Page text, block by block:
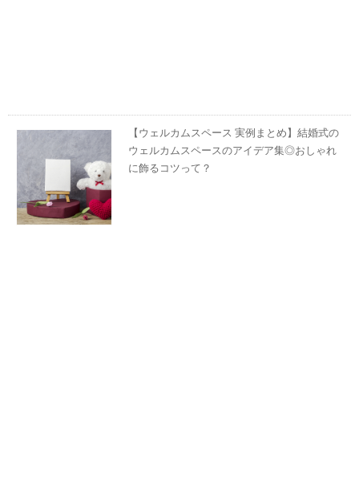
【ウェルカムスペース 実例まとめ】結婚式の
ウェルカムスペースのアイデア集◎おしゃれ
に飾るコツって？